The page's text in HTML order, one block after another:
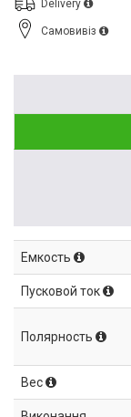
Delivery
Cамовивіз
Емкость
Пусковой ток
Полярность
Вес